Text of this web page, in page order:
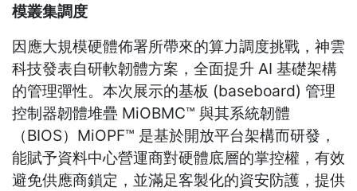
模叢集調度
因應大規模硬體佈署所帶來的算力調度挑戰，神雲
科技發表自研軟韌體方案，全面提升 AI 基礎架構
的管理彈性。本次展示的基板 (baseboard) 管理
控制器韌體堆疊 MiOBMC™ 與其系統韌體
（BIOS）MiOPF™ 是基於開放平台架構而研發，
能賦予資料中心營運商對硬體底層的掌控權，有效
避免供應商鎖定，並滿足客製化的資安防護，提供